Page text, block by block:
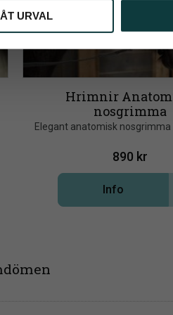
URVAL
Hrimnir
nosgrimma
Elegant anatomisk
890 kr
Info